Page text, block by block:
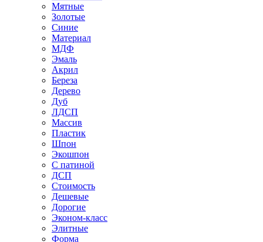
Мятные
Золотые
Синие
Материал
МДФ
Эмаль
Акрил
Береза
Дерево
Дуб
ЛДСП
Массив
Пластик
Шпон
Экошпон
С патиной
ДСП
Стоимость
Дешевые
Дорогие
Эконом-класс
Элитные
Форма